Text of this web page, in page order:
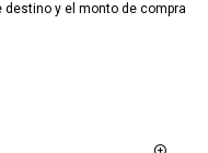
destino y el monto de compra